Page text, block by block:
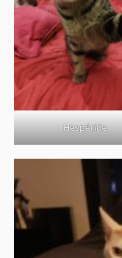
Hespéride